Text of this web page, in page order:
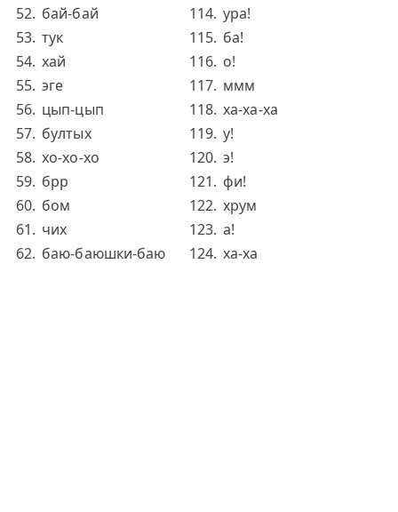
бай-бай
тук
хай
эге
цып-цып
бултых
хо-хо-хо
брр
бом
чих
баю-баюшки-баю
ура!
ба!
о!
ммм
ха-ха-ха
у!
э!
фи!
хрум
а!
ха-ха